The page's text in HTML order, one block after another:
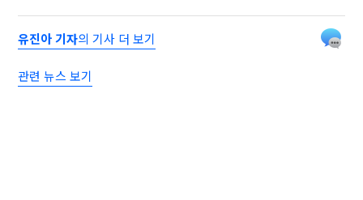
유진아 기자의 기사 더 보기
관련 뉴스 보기